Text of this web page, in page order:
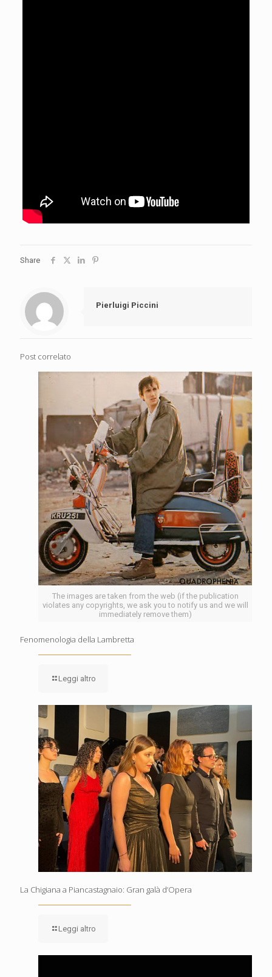
Share
Pierluigi Piccini
Post correlato
The images are taken from the web (if the publication
violates any copyrights, we ask you to notify us and we will
immediately remove them)
Fenomenologia della Lambretta
Leggi altro
La Chigiana a Piancastagnaio: Gran galà d’Opera
Leggi altro